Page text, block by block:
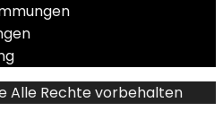
Alle Rechte vorbehalten